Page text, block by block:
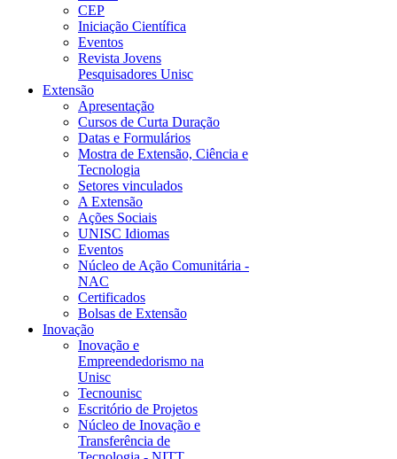
CEP
Iniciação Científica
Eventos
Revista Jovens
Pesquisadores Unisc
Extensão
Apresentação
Cursos de Curta Duração
Datas e Formulários
Mostra de Extensão, Ciência e
Tecnologia
Setores vinculados
A Extensão
Ações Sociais
UNISC Idiomas
Eventos
Núcleo de Ação Comunitária -
NAC
Certificados
Bolsas de Extensão
Inovação
Inovação e
Empreendedorismo na
Unisc
Tecnounisc
Escritório de Projetos
Núcleo de Inovação e
Transferência de